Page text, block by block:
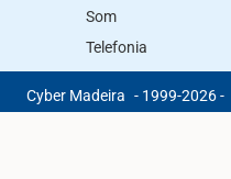
Som
Telefonia
Cyber Madeira - 1999-2026 -